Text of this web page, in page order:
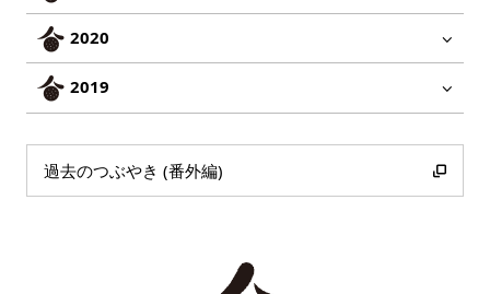
2020
2019
過去のつぶやき (番外編)